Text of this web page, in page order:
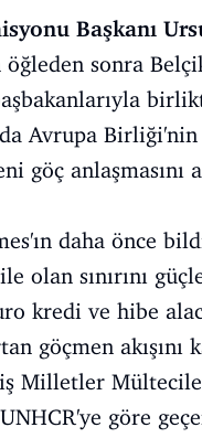
Başkanı
öğleden sonra
Avrupa Birliği'nin
göç anlaşmasını
daha önce
olan sınırını
kredi ve hibe
göçmen akışını
Milletler
göre